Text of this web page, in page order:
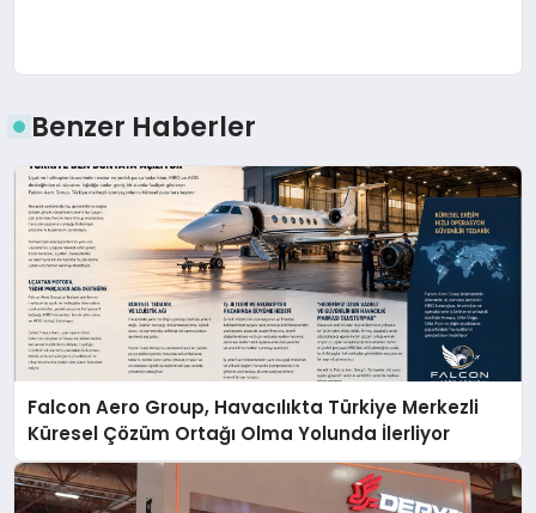
Benzer Haberler
Falcon Aero Group, Havacılıkta Türkiye Merkezli
Küresel Çözüm Ortağı Olma Yolunda İlerliyor